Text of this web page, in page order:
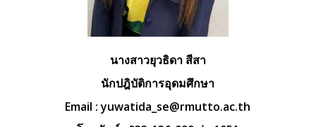
นางสาวยุวธิดา สีสา
นักปฎิบัติการอุดมศึกษา
Email :yuwatida_se@rmutto.ac.th